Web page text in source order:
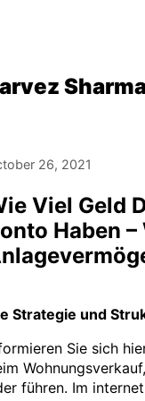
26, 2021
Viel Geld
Haben
Strategie und
Sie sich
führen. Im